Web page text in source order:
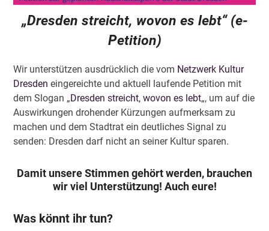
„Dresden streicht, wovon es lebt“ (e-
Petition)
Wir unterstützen ausdrücklich die vom Netzwerk Kultur
Dresden eingereichte und aktuell laufende Petition mit
dem Slogan „Dresden streicht, wovon es lebt„, um auf die
Auswirkungen drohender Kürzungen aufmerksam zu
machen und dem Stadtrat ein deutliches Signal zu
senden: Dresden darf nicht an seiner Kultur sparen.
Damit unsere Stimmen gehört werden, brauchen
wir viel Unterstützung! Auch eure!
Was könnt ihr tun?